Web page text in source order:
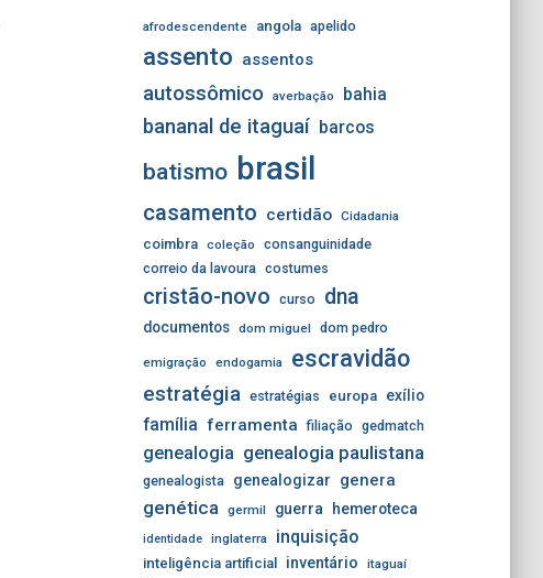
afrodescendente angola apelido
assento assentos
autossômico averbação bahia
bananal de itaguaí barcos
batismo brasil
casamento certidão Cidadania
coimbra coleção
consanguinidade
correio da lavoura costumes
cristão-novo curso dna
documentos dom miguel dom pedro
emigração endogamia escravidão
estratégia estratégias europa exílio
família ferramenta filiação gedmatch
genealogia genealogia paulistana
genealogista genealogizar genera
genética germil guerra hemeroteca
identidade inglaterra inquisição
inteligência artificial inventário itaguaí